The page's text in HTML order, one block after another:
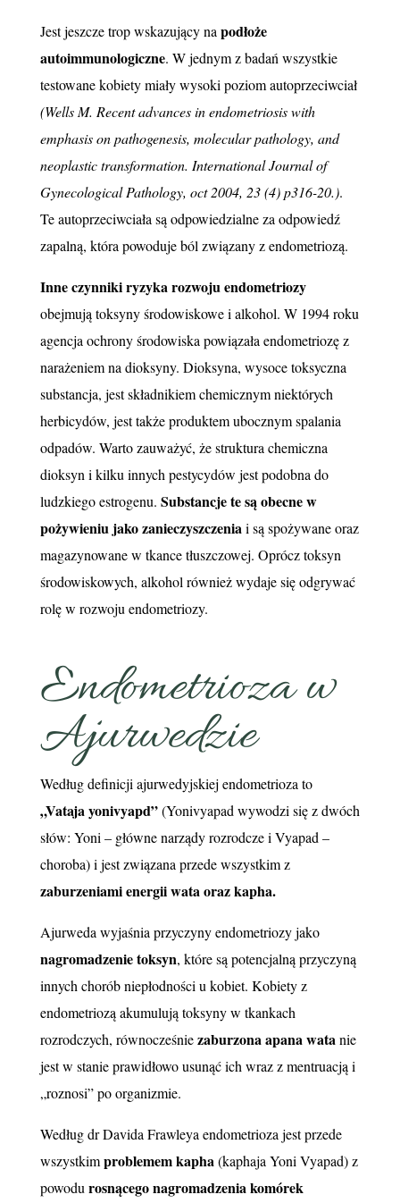
Jest jeszcze trop wskazujący na podłoże
autoimmunologiczne. W jednym z badań wszystkie
testowane kobiety miały wysoki poziom autoprzeciwciał
(Wells M. Recent advances in endometriosis with
emphasis on pathogenesis, molecular pathology, and
neoplastic transformation. International Journal of
Gynecological Pathology, oct 2004, 23 (4) p316-20.).
Te autoprzeciwciała są odpowiedzialne za odpowiedź
zapalną, która powoduje ból związany z endometriozą.
Inne czynniki ryzyka rozwoju endometriozy
obejmują toksyny środowiskowe i alkohol. W 1994 roku
agencja ochrony środowiska powiązała endometriozę z
narażeniem na dioksyny. Dioksyna, wysoce toksyczna
substancja, jest składnikiem chemicznym niektórych
herbicydów, jest także produktem ubocznym spalania
odpadów. Warto zauważyć, że struktura chemiczna
dioksyn i kilku innych pestycydów jest podobna do
ludzkiego estrogenu. Substancje te są obecne w
pożywieniu jako zanieczyszczenia i są spożywane oraz
magazynowane w tkance tłuszczowej. Oprócz toksyn
środowiskowych, alkohol również wydaje się odgrywać
rolę w rozwoju endometriozy.
Endometrioza w
Ajurwedzie
Według definicji ajurwedyjskiej endometrioza to
„Vataja yonivyapd”(Yonivyapad wywodzi się z dwóch
słów: Yoni – główne narządy rozrodcze i Vyapad –
choroba) i jest związana przede wszystkim z
zaburzeniami energii wata oraz kapha.
Ajurweda wyjaśnia przyczyny endometriozy jako
nagromadzenie toksyn, które są potencjalną przyczyną
innych chorób niepłodności u kobiet. Kobiety z
endometriozą akumulują toksyny w tkankach
rozrodczych, równocześniezaburzona apana wata nie
jest w stanie prawidłowo usunąć ich wraz z mentruacją i
„roznosi” po organizmie.
Według dr Davida Frawleya endometrioza jest przede
wszystkimproblemem kapha (kaphaja Yoni Vyapad) z
powodu rosnącego nagromadzenia komórek